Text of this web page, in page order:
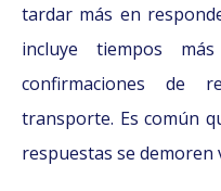
tardar más en
incluye tiempos
confirmaciones de
transporte. Es común
respuestas se demoren